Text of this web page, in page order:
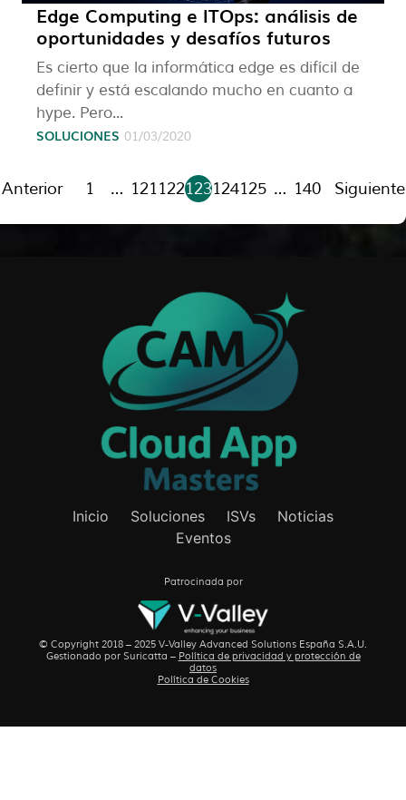
Edge Computing e ITOps: análisis de
oportunidades y desafíos futuros
Es cierto que la informática edge es difícil de
definir y está escalando mucho en cuanto a
hype. Pero...
SOLUCIONES 01/03/2020
Anterior 1 … 121122123124125 … 140 Siguiente
Inicio Soluciones ISVs
Noticias
Eventos
Patrocinada por
© Copyright 2018 – 2025 V-Valley Advanced Solutions España S.A.U.
Gestionado por Suricatta – Política de privacidad y protección de
datos
Política de Cookies